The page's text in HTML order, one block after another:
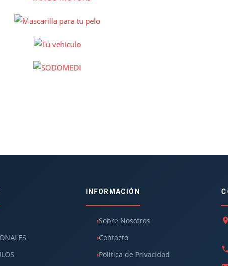
INFORMACIÓN
Sobre Nosotros
Contacto
Política de Privacidad